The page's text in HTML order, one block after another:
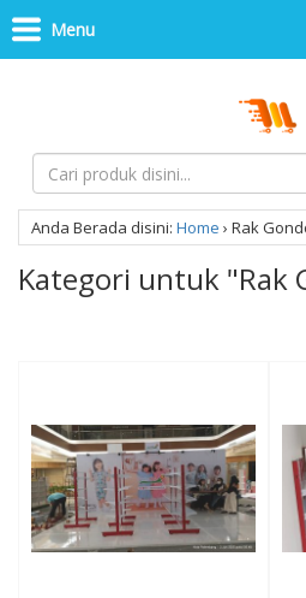
Menu
Anda Berada disini: Home › Rak
Kategori untuk "Rak